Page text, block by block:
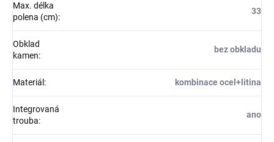
Max. délka
polena (cm):
33
Obklad
kamen:
bez obkladu
Materiál : kombinace ocel+litina
Integrovaná
trouba:
ano